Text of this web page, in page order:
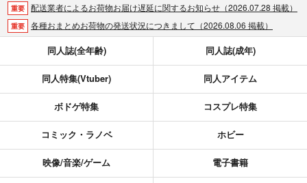
重要 配送業者によるお荷物お届け遅延に関するお知らせ（2026.07.28 掲載）
重要 各種おまとめお荷物の発送状況につきまして（2026.08.06 掲載）
おまとめサイクル「定期便(月2)」一般会員様の利用再開のお知らせ（2026.02.05 掲載）
重要 「とらのあな×駿河屋日本橋乙女同人誌館」通販店頭受取サービス開始のお知らせ（2026.01.05 更新｜2025.12.30 掲載）
【2025/12/1より】「通販ポイント⇒とらコイン変換キャンペーン」終了のお知らせ（2025.11.21 掲載）
個人情報保護方針の改定について（2025.09.19 更新｜2025.08.01 掲載）
重要 ポイント付与・管理体制改定のお知らせ（2024.11.20 掲載）
全てのお知らせを見る
同人誌(全年齢) 同人誌(成年)
同人特集(Vtuber) 同人アイテム
ボドゲ特集 コスプレ特集
コミック・ラノベ ホビー
映像/音楽/ゲーム 電子書籍